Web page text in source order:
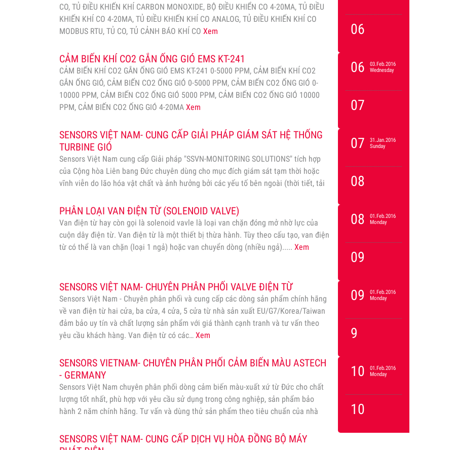
CO, TỦ ĐIỀU KHIẾN KHÍ CARBON MONOXIDE, BỘ ĐIỀU KHIỂN CO 4-20MA, TỦ ĐIỀU
KHIẾN KHÍ CO 4-20MA, TỦ ĐIỀU KHIẾN KHÍ CO ANALOG, TỦ ĐIỀU KHIẾN KHÍ CO
MODBUS RTU, TỦ CO, TỦ CẢNH BÁO KHÍ CO Xem 06
CẢM BIẾN KHÍ CO2 GẮN ỐNG GIÓ EMS KT-241
CẢM BIẾN KHÍ CO2 GẮN ỐNG GIÓ EMS KT-241 0-5000 PPM, CẢM BIẾN KHÍ CO2
GẮN ỐNG GIÓ, CẢM BIẾN CO2 ỐNG GIÓ 0-5000 PPM, CẢM BIẾN CO2 ỐNG GIÓ 0-
10000 PPM, CẢM BIẾN CO2 ỐNG GIÓ 5000 PPM, CẢM BIẾN CO2 ỐNG GIÓ 10000
PPM, CẢM BIẾN CO2 ỐNG GIÓ 4-20MA Xem
06
03.Feb.2016
Wednesday
07
SENSORS VIỆT NAM- CUNG CẤP GIẢI PHÁP GIÁM SÁT HỆ THỐNG
TURBINE GIÓ
Sensors Việt Nam cung cấp Giải pháp "SSVN-MONITORING SOLUTIONS" tích hợp
của Cộng hòa Liên bang Đức chuyên dùng cho mục đích giám sát tạm thời hoặc
vĩnh viễn do lão hóa vật chất và ảnh hưởng bởi các yếu tố bên ngoài (thời tiết, tải
07
31.Jan.2016
Sunday
08
PHÂN LOẠI VAN ĐIỆN TỪ (SOLENOID VALVE)
Van điện từ hay còn gọi là solenoid vavle là loại van chặn đóng mở nhờ lực của
cuộn dây điện từ. Van điện từ là một thiết bị thừa hành. Tùy theo cấu tạo, van điện
từ có thể là van chặn (loại 1 ngả) hoặc van chuyển dòng (nhiều ngả)..... Xem
08
01.Feb.2016
Monday
09
SENSORS VIỆT NAM- CHUYÊN PHÂN PHỐI VALVE ĐIỆN TỪ
Sensors Việt Nam - Chuyên phân phối và cung cấp các dòng sản phẩm chính hãng
về van điện từ hai cửa, ba cửa, 4 cửa, 5 cửa từ nhà sản xuất EU/G7/Korea/Taiwan
đảm bảo uy tín và chất lượng sản phẩm với giá thành cạnh tranh và tư vấn theo
yêu cầu khách hàng. Van điện từ có các… Xem
09
01.Feb.2016
Monday
9
SENSORS VIETNAM- CHUYÊN PHÂN PHỐI CẢM BIẾN MÀU ASTECH
- GERMANY
Sensors Việt Nam chuyên phân phối dòng cảm biến màu-xuất xứ từ Đức cho chất
lượng tốt nhất, phù hợp với yêu cầu sử dụng trong công nghiệp, sản phẩm bảo
hành 2 năm chính hãng. Tư vấn và dùng thử sản phẩm theo tiêu chuẩn của nhà
10
01.Feb.2016
Monday
10
SENSORS VIỆT NAM- CUNG CẤP DỊCH VỤ HÒA ĐỒNG BỘ MÁY